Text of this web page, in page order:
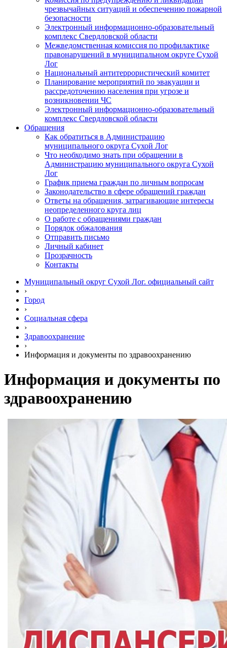
чрезвычайных ситуаций и обеспечению пожарной
безопасности
Электронный информационно-образовательный
комплекс Cвердловской области
Межведомственная комиссия по профилактике
правонарушений в муниципальном округе Сухой
Лог
Национальный антитеррористический комитет
Планирование мероприятий по эвакуации и
рассредоточению населения при угрозе и
возникновении ЧС
Электронный информационно-образовательный
комплекс Свердловской области
Обращения
Как обратиться в Администрацию
муниципального округа Сухой Лог
Что необходимо знать при обращении в
Администрацию муниципального округа Сухой
Лог
График приема граждан по личным вопросам
Законодательство в сфере обращений граждан
Ответы на обращения, затрагивающие интересы
неопределенного круга лиц
О работе с обращениями граждан
Порядок обжалования
Отправить письмо
Личный кабинет
Прозрачность
Контакты
Муниципальный округ Сухой Лог. официальный сайт
›
Город
›
Социальная сфера
›
Здравоохранение
›
Информация и документы по здравоохранению
Информация и документы по
здравоохранению